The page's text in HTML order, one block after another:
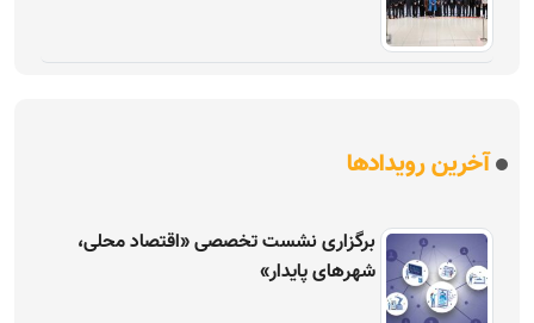
آخرین رویدادها
برگزاری نشست تخصصی «اقتصاد محلی،
شهرهای پایدار»